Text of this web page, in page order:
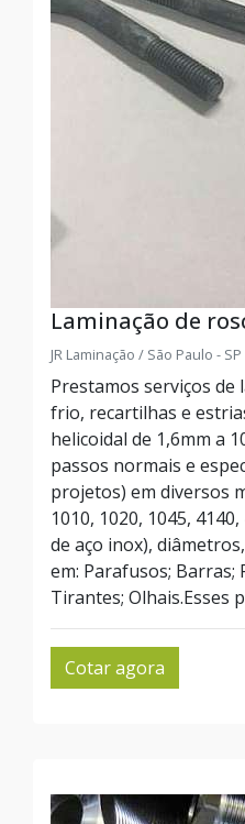
Laminação de
JR Laminação / São Paulo - SP
Prestamos serviços de
frio, recartilhas e
helicoidal de 1,6mm a
passos normais e
projetos) em diversos
1010, 1020, 1045,
de aço inox),
em: Parafusos; Barras;
Tirantes; Olhais.Esses
Cotar agora